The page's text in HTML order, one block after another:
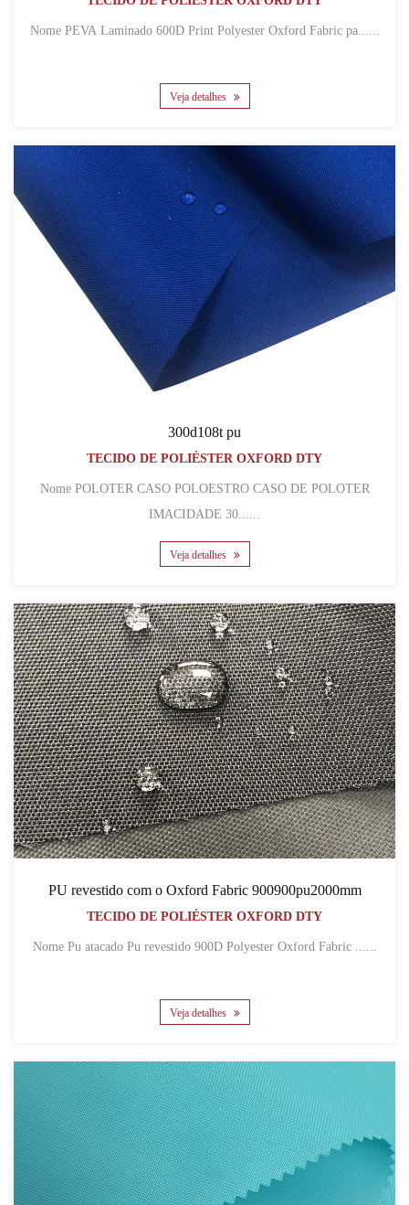
Nome PEVA Laminado 600D Print Polyester Oxford Fabric pa......
Veja detalhes
300d108t pu
TECIDO DE POLIÉSTER OXFORD DTY
Nome POLOTER CASO POLOESTRO CASO DE POLOTER
IMACIDADE 30......
Veja detalhes
PU revestido com o Oxford Fabric 900900pu2000mm
TECIDO DE POLIÉSTER OXFORD DTY
Veja detalhes